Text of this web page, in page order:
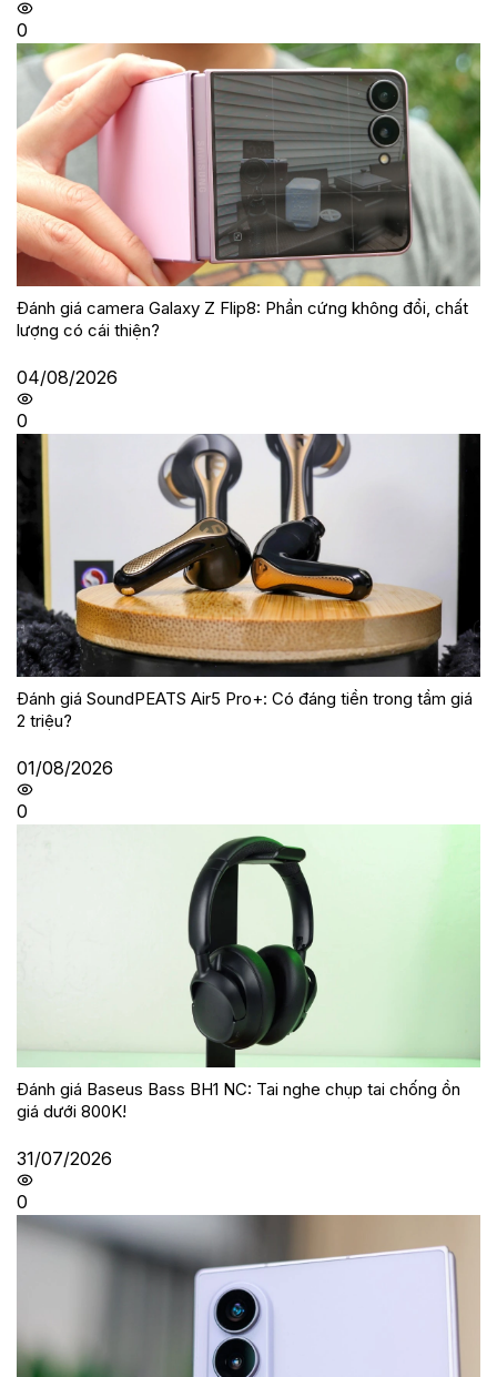
0
Đánh giá camera Galaxy Z Flip8: Phần cứng không đổi, chất
lượng có cái thiện?
04/08/2026
0
Đánh giá SoundPEATS Air5 Pro+: Có đáng tiền trong tầm giá
2 triệu?
01/08/2026
0
Đánh giá Baseus Bass BH1 NC: Tai nghe chụp tai chống ồn
giá dưới 800K!
31/07/2026
0